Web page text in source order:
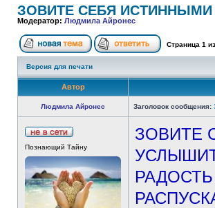
ЗОВИТЕ СЕБЯ
Модератор: Людмила Айронес
Страница 1 из
Версия для печати
Автор
Людмила Айронес Заголовок сообщения:
Познающий Тайну
ЗОВИТЕ